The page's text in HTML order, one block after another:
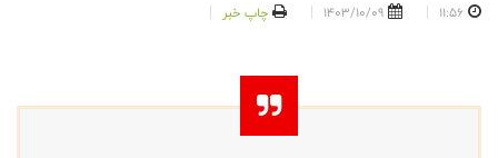
11:56
1403/10/09 چاپ خبر